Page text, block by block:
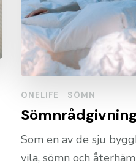
ONELIFE SÖMN
Sömnrådgivning
Som en av de sju
vila, sömn och